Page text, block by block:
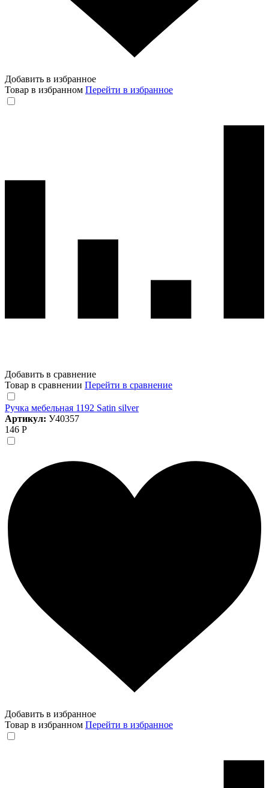
Добавить в избранное
Товар в избранном Перейти в избранное
Добавить в сравнение
Товар в сравнении Перейти в сравнение
Ручка мебельная 1192 Satin silver
Артикул: У40357
146 Р
Добавить в избранное
Товар в избранном Перейти в избранное